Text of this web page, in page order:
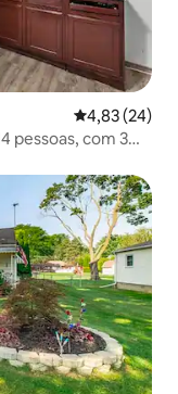
4,83 de uma
4,83 (24)
pessoas, com 3